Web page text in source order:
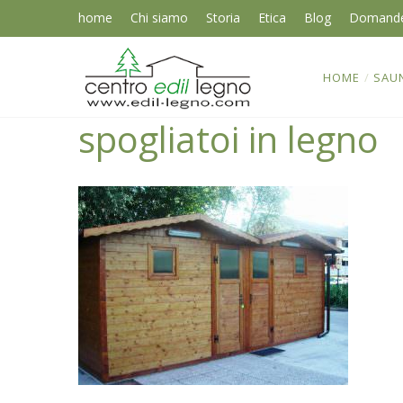
home Chi siamo Storia Etica Blog
HOME /
spogliatoi in legno